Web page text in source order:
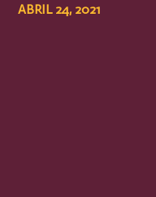
ABRIL 24, 2021